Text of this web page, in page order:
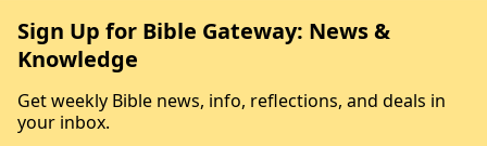
Sign Up for Bible Gateway: News &
Knowledge
Get weekly Bible news, info, reflections, and deals in
your inbox.